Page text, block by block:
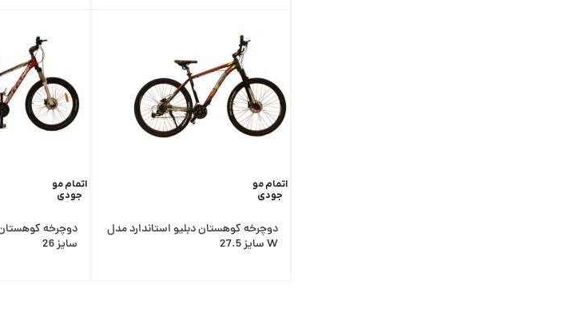
اتمام مو
جودی
دوچرخه کوهستان دبلیو استاندارد مدل
W سایز 27.5
اتمام مو
جودی
سایز 26